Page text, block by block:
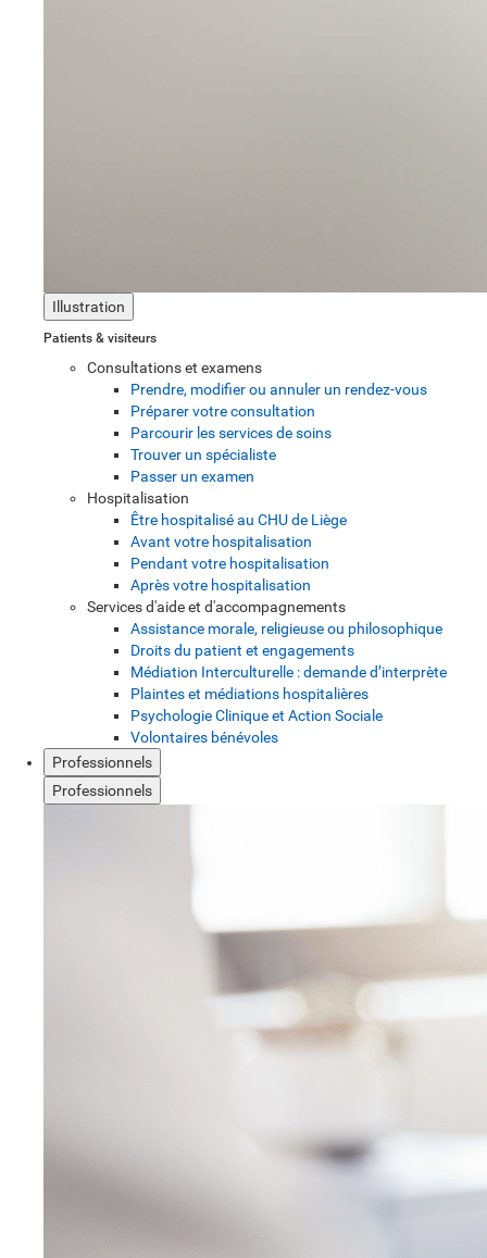
Illustration
Patients & visiteurs
Consultations et examens
Prendre, modifier ou annuler un rendez-vous
Préparer votre consultation
Parcourir les services de soins
Trouver un spécialiste
Passer un examen
Hospitalisation
Être hospitalisé au CHU de Liège
Avant votre hospitalisation
Pendant votre hospitalisation
Après votre hospitalisation
Services d'aide et d'accompagnements
Assistance morale, religieuse ou philosophique
Droits du patient et engagements
Médiation Interculturelle : demande d’interprète
Plaintes et médiations hospitalières
Psychologie Clinique et Action Sociale
Volontaires bénévoles
Professionnels
Professionnels